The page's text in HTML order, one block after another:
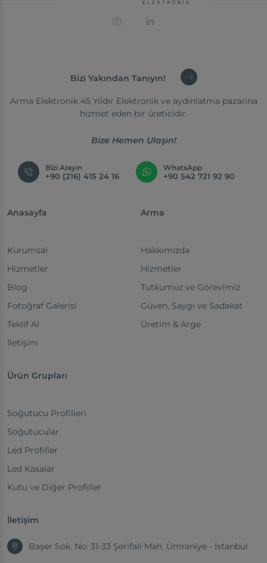
Bizi Yakından Tanıyın!
Arma Elektronik 45 Yıldır Elektronik ve aydınlatma pazarına
hizmet eden bir üreticidir.
Bize Hemen Ulaşın!
Bizi Arayın
+90 (216) 415 24 16
WhatsApp
+90 542 721 92 90
Anasayfa
Kurumsal
Hizmetler
Blog
Fotoğraf Galerisi
Teklif Al
İletişim
Arma
Hakkımızda
Hizmetler
Tutkumuz ve Görevimiz
Güven, Saygı ve Sadakat
Üretim & Arge
Ürün Grupları
Soğutucu Profilleri
Soğutucular
Led Profiller
Led Kasalar
Kutu ve Diğer Profiller
İletişim
Başer Sok. No: 31-33 Şerifali Mah. Ümraniye - İstanbul